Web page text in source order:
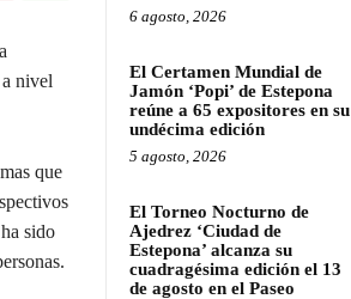
nivel
que
sido
6 agosto, 2026
El Certamen Mundial de
Jamón ‘Popi’ de Estepona
reúne a 65 expositores en su
undécima edición
5 agosto, 2026
El Torneo Nocturno de
Ajedrez ‘Ciudad de
Estepona’ alcanza su
cuadragésima edición el 13
de agosto en el Paseo